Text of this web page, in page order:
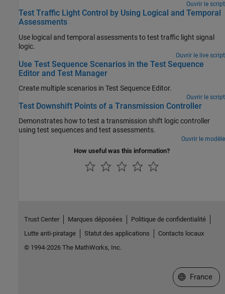
Ouvrir le script
Test Traffic Light Control by Using Logical and Temporal
Assessments
Use logical and temporal assessments to test traffic light signal
logic.
Ouvrir le live script
Use Test Sequence Scenarios in the Test Sequence
Editor and Test Manager
Create multiple scenarios in Test Sequence Editor.
Ouvrir le script
Test Downshift Points of a Transmission Controller
Demonstrates how to test a transmission shift logic controller
using test sequences and test assessments.
Ouvrir le modèle
How useful was this information?
Trust Center Marques déposées
Politique de confidentialité
Lutte anti-piratage
Statut des applications
Contacts locaux
© 1994-2026 The MathWorks, Inc.
Sélectionner
France